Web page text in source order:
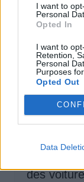
I want to
Personal
Opted In
I want to
Retention,
Personal
Purposes
Opted Out
Data
des